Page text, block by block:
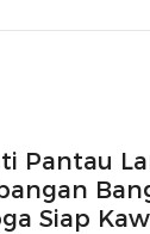
Pantau
Siap